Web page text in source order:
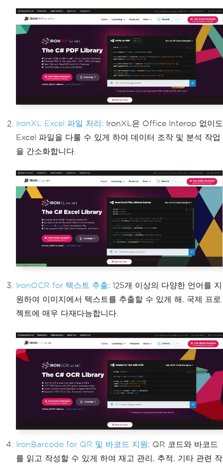
IronXL Excel 파일 처리 : IronXL은 Office Interop 없이도
Excel 파일을 다룰 수 있게 하여 데이터 조작 및 분석 작업
을 간소화합니다.
IronOCR for 텍스트 추출: 125개 이상의 다양한 언어를 지
원하여 이미지에서 텍스트를 추출할 수 있게 해, 국제 프로
젝트에 매우 다재다능합니다.
IronBarcode for QR 및 바코드 지원 : QR 코드와 바코드
를 읽고 작성할 수 있게 하여 재고 관리, 추적, 기타 관련 작